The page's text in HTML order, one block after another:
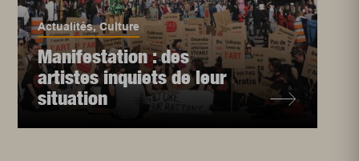
Actualités,Culture
Manifestation : des
artistes inquiets de leur
situation